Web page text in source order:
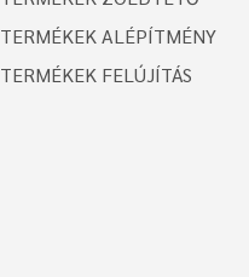
TERMÉKEK ALÉPÍTMÉNY
TERMÉKEK FELÚJÍTÁS